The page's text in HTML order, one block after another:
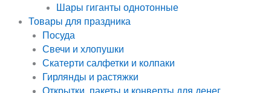
Шары гиганты однотонные
Товары для праздника
Посуда
Свечи и хлопушки
Скатерти салфетки и колпаки
Гирлянды и растяжки